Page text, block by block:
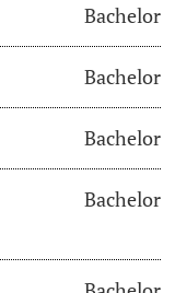
Bachelor
Bachelor
Bachelor
Bachelor